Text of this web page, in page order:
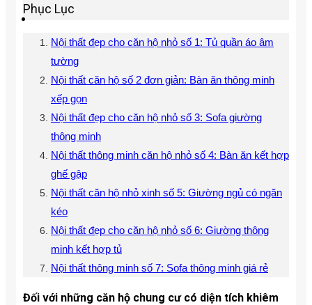
Phục Lục
Nội thất đẹp cho căn hộ nhỏ số 1: Tủ quần áo âm
tường
Nội thất căn hộ số 2 đơn giản: Bàn ăn thông minh
xếp gọn
Nội thất đẹp cho căn hộ nhỏ số 3: Sofa giường
thông minh
Nội thất thông minh căn hộ nhỏ số 4: Bàn ăn kết hợp
ghế gập
Nội thất căn hộ nhỏ xinh số 5: Giường ngủ có ngăn
kéo
Nội thất đẹp cho căn hộ nhỏ số 6: Giường thông
minh kết hợp tủ
Nội thất thông minh số 7: Sofa thông minh giá rẻ
Đối với những căn hộ chung cư có diện tích khiêm